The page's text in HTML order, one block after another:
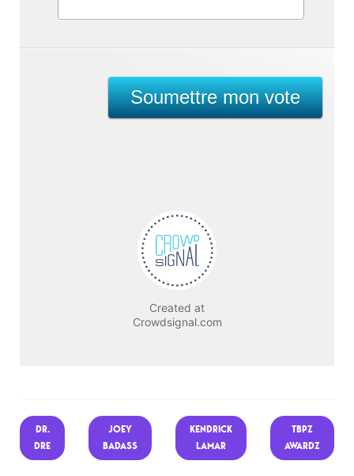
DR.
DRE
JOEY
BADASS
KENDRICK
LAMAR
TBPZ
AWARDZ